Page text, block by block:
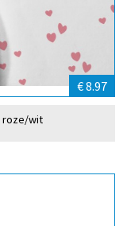
€ 8.97
roze/wit